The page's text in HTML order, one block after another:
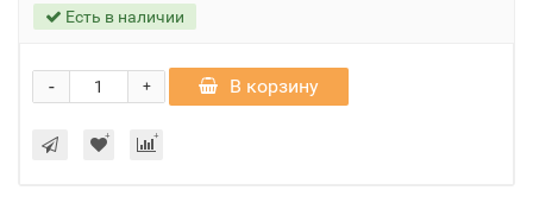
Есть в наличии
+
- В корзину